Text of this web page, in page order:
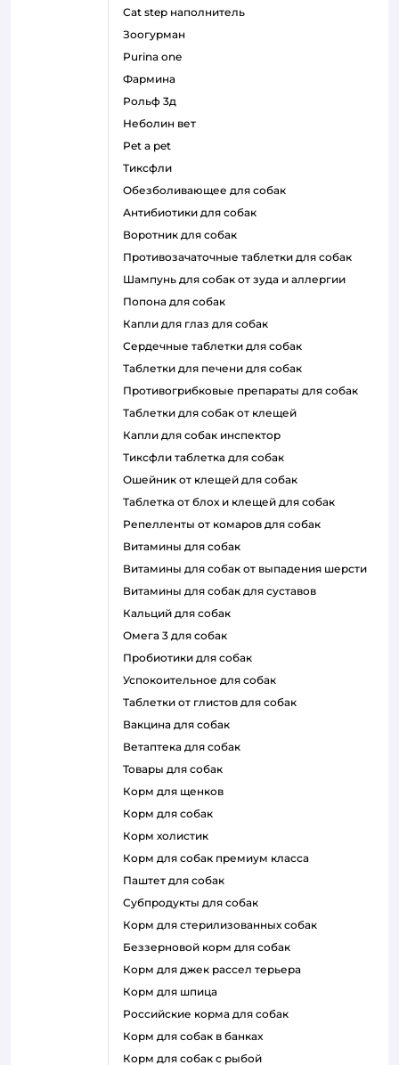
cat step наполнитель
зоогурман
purina one
фармина
рольф 3д
неболин вет
pet a pet
тиксфли
обезболивающее для собак
антибиотики для собак
воротник для собак
противозачаточные таблетки для собак
шампунь для собак от зуда и аллергии
попона для собак
капли для глаз для собак
сердечные таблетки для собак
таблетки для печени для собак
противогрибковые препараты для собак
таблетки для собак от клещей
капли для собак инспектор
тиксфли таблетка для собак
ошейник от клещей для собак
таблетка от блох и клещей для собак
репелленты от комаров для собак
витамины для собак
витамины для собак от выпадения шерсти
витамины для собак для суставов
кальций для собак
омега 3 для собак
пробиотики для собак
успокоительное для собак
таблетки от глистов для собак
вакцина для собак
ветаптека для собак
товары для собак
корм для щенков
корм для собак
корм холистик
корм для собак премиум класса
паштет для собак
субпродукты для собак
корм для стерилизованных собак
беззерновой корм для собак
корм для джек рассел терьера
корм для шпица
российские корма для собак
корм для собак в банках
корм для собак с рыбой